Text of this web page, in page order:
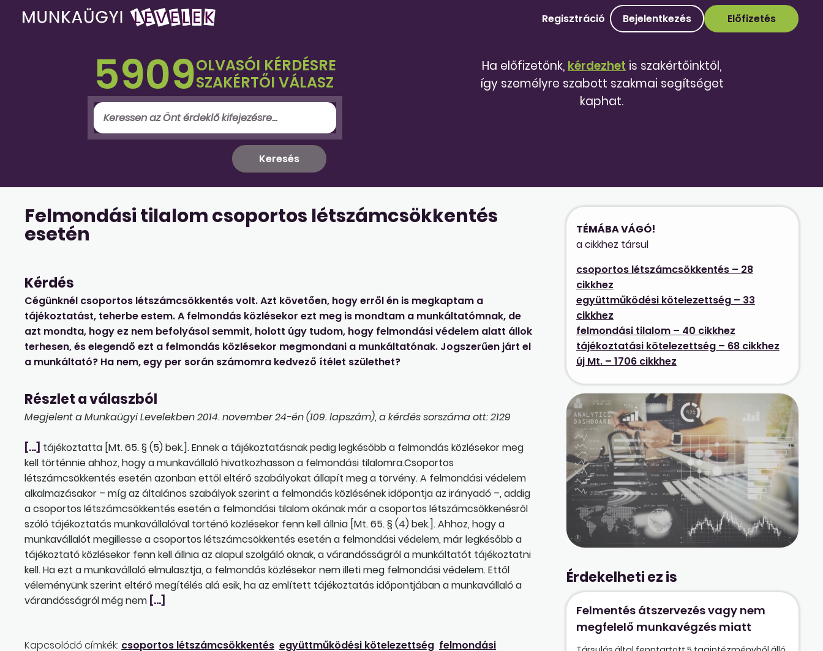
Regisztráció Bejelentkezés Előfizetés
5909OLVASÓI KÉRDÉSRE
SZAKÉRTŐI VÁLASZ
Ha előfizetőnk, kérdezhet is szakértőinktől,
így személyre szabott szakmai segítséget
kaphat.
Felmondási tilalom csoportos létszámcsökkentés
esetén
Kérdés
Cégünknél csoportos létszámcsökkentés volt. Azt követően, hogy erről én is megkaptam a
tájékoztatást, teherbe estem. A felmondás közlésekor ezt meg is mondtam a munkáltatómnak, de
azt mondta, hogy ez nem befolyásol semmit, holott úgy tudom, hogy felmondási védelem alatt állok
terhesen, és elegendő ezt a felmondás közlésekor megmondani a munkáltatónak. Jogszerűen járt el
a munkáltató? Ha nem, egy per során számomra kedvező ítélet születhet?
Részlet a válaszból
Megjelent a Munkaügyi Levelekben 2014. november 24-én (109. lapszám), a kérdés sorszáma ott: 2129
[…] tájékoztatta [Mt. 65. § (5) bek.]. Ennek a tájékoztatásnak pedig legkésőbb a felmondás közlésekor meg
kell történnie ahhoz, hogy a munkavállaló hivatkozhasson a felmondási tilalomra.Csoportos
létszámcsökkentés esetén azonban ettől eltérő szabályokat állapít meg a törvény. A felmondási védelem
alkalmazásakor – míg az általános szabályok szerint a felmondás közlésének időpontja az irányadó –, addig
a csoportos létszámcsökkentés esetén a felmondási tilalom okának már a csoportos létszámcsökkenésről
szóló tájékoztatás munkavállalóval történő közlésekor fenn kell állnia [Mt. 65. § (4) bek.]. Ahhoz, hogy a
munkavállalót megillesse a csoportos létszámcsökkentés esetén a felmondási védelem, már legkésőbb a
tájékoztató közlésekor fenn kell állnia az alapul szolgáló oknak, a várandósságról a munkáltatót tájékoztatni
kell. Ha ezt a munkavállaló elmulasztja, a felmondás közlésekor nem illeti meg felmondási védelem. Ettől
véleményünk szerint eltérő megítélés alá esik, ha az említett tájékoztatás időpontjában a munkavállaló a
várandósságról még nem […]
Kapcsolódó címkék: csoportos létszámcsökkentés együttműködési kötelezettség felmondási
TÉMÁBA VÁGÓ!
a cikkhez társul
csoportos létszámcsökkentés – 28
cikkhez
együttműködési kötelezettség – 33
cikkhez
felmondási tilalom – 40 cikkhez
tájékoztatási kötelezettség – 68 cikkhez
új Mt. – 1706 cikkhez
Érdekelheti ez is
Felmentés átszervezés vagy nem
megfelelő munkavégzés miatt